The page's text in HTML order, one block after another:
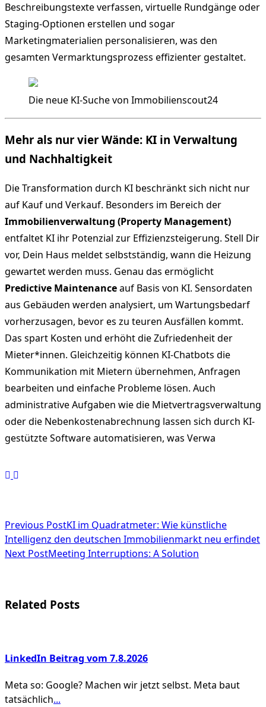
Beschreibungstexte verfassen, virtuelle Rundgänge oder
Staging-Optionen erstellen und sogar
Marketingmaterialien personalisieren, was den
gesamten Vermarktungsprozess effizienter gestaltet.
Die neue KI-Suche von Immobilienscout24
Mehr als nur vier Wände: KI in Verwaltung
und Nachhaltigkeit
Die Transformation durch KI beschränkt sich nicht nur
auf Kauf und Verkauf. Besonders im Bereich der
Immobilienverwaltung (Property Management)
entfaltet KI ihr Potenzial zur Effizienzsteigerung. Stell Dir
vor, Dein Haus meldet selbstständig, wann die Heizung
gewartet werden muss. Genau das ermöglicht
Predictive Maintenanceauf Basis von KI. Sensordaten
aus Gebäuden werden analysiert, um Wartungsbedarf
vorherzusagen, bevor es zu teuren Ausfällen kommt.
Das spart Kosten und erhöht die Zufriedenheit der
Mieter*innen. Gleichzeitig können KI-Chatbots die
Kommunikation mit Mietern übernehmen, Anfragen
bearbeiten und einfache Probleme lösen. Auch
administrative Aufgaben wie die Mietvertragsverwaltung
oder die Nebenkostenabrechnung lassen sich durch KI-
gestützte Software automatisieren, was Verwa
<span
class="nav-
reader-
Previous PostKI im Quadratmeter: Wie künstliche
Intelligenz den deutschen Immobilienmarkt neu erfindet
Next PostMeeting Interruptions: A Solution
Related Posts
LinkedIn Beitrag vom 7.8.2026
Meta so: Google? Machen wir jetzt selbst. Meta baut
tatsächlich...